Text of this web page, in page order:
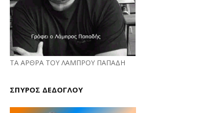
ΤΑ ΑΡΘΡΑ ΤΟΥ ΛΑΜΠΡΟΥ ΠΑΠΑΔΗ
ΣΠΥΡΟΣ ΔΕΔΟΓΛΟΥ